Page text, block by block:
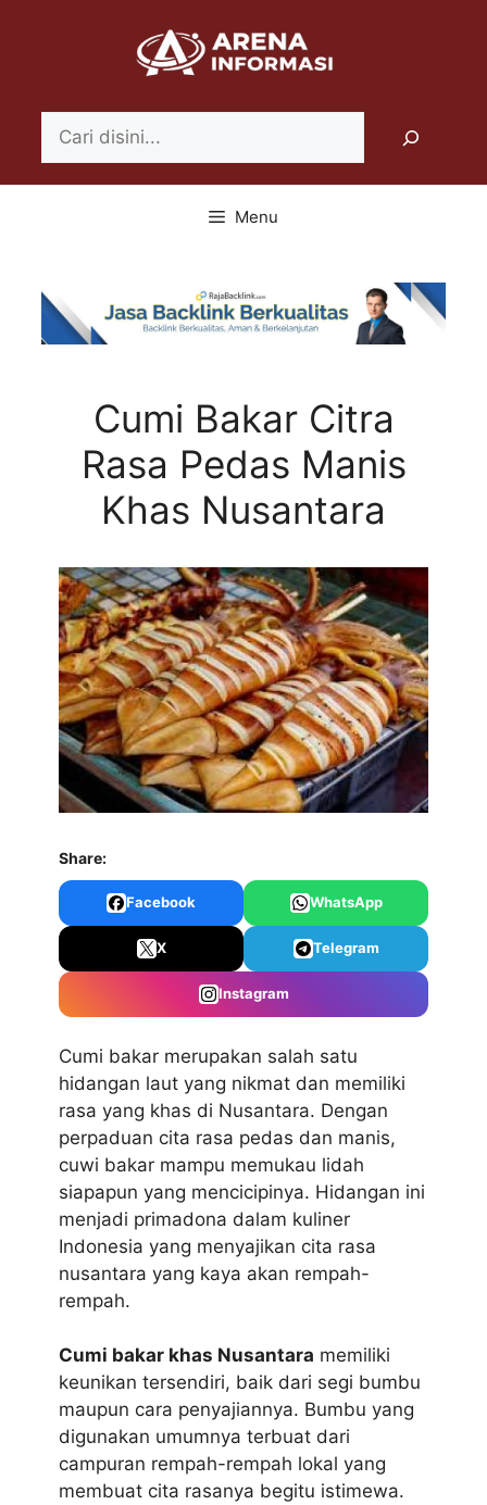
Menu
Cumi Bakar Citra
Rasa Pedas Manis
Khas Nusantara
Share:
Facebook WhatsApp
X Telegram
Instagram
Cumi bakar merupakan salah satu
hidangan laut yang nikmat dan memiliki
rasa yang khas di Nusantara. Dengan
perpaduan cita rasa pedas dan manis,
cuwi bakar mampu memukau lidah
siapapun yang mencicipinya. Hidangan ini
menjadi primadona dalam kuliner
Indonesia yang menyajikan cita rasa
nusantara yang kaya akan rempah-
rempah.
Cumi bakar khas Nusantara memiliki
keunikan tersendiri, baik dari segi bumbu
maupun cara penyajiannya. Bumbu yang
digunakan umumnya terbuat dari
campuran rempah-rempah lokal yang
membuat cita rasanya begitu istimewa.